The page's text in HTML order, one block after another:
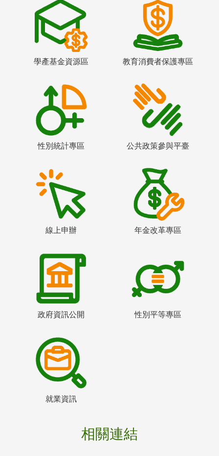
學產基金資源區 教育消費者保護專區
性別統計專區 公共政策參與平臺
線上申辦 年金改革專區
政府資訊公開 性別平等專區
就業資訊
相關連結